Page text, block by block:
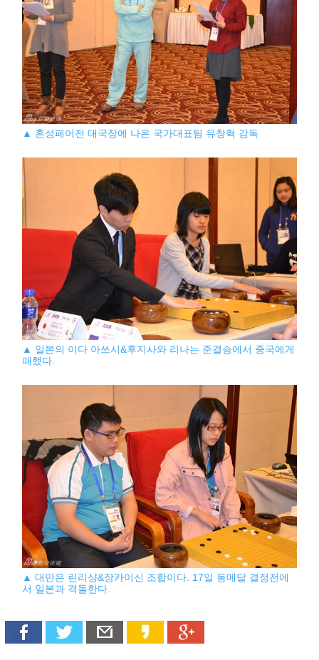
▲ 혼성페어전 대국장에 나온 국가대표팀 유창혁 감독
▲ 일본의 이다 아쓰시&후지사와 리나는 준결승에서 중국에게
패했다.
▲ 대만은 린리샹&장카이신 조합이다. 17일 동메달 결정전에
서 일본과 격돌한다.